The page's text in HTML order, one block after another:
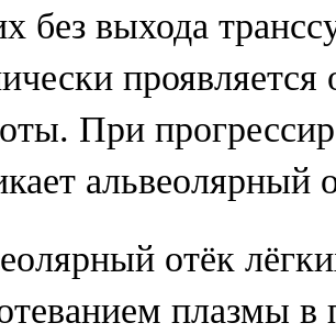
без выхода
При
альвеолярный
отёк
плазмы в